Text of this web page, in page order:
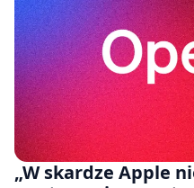
„W skardze Apple